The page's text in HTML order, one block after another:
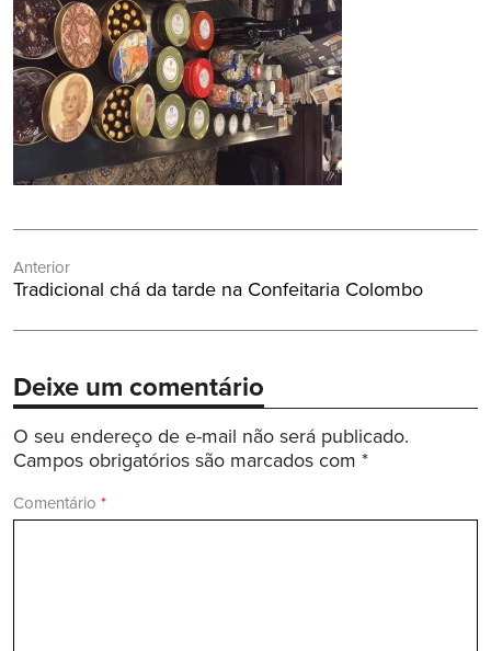
de
Anterior
Post
Tradicional chá da tarde na Confeitaria Colombo
Deixe um comentário
O seu endereço de e-mail não será publicado.
Campos obrigatórios são marcados com *
Comentário *